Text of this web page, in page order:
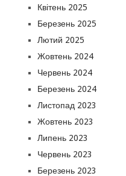
Квітень 2025
Березень 2025
Лютий 2025
Жовтень 2024
Червень 2024
Березень 2024
Листопад 2023
Жовтень 2023
Липень 2023
Червень 2023
Березень 2023